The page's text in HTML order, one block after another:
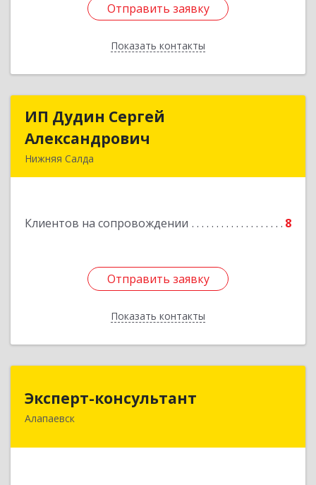
Отправить заявку
Показать контакты
Отправить заявку
Назад
ИП Дудин Сергей
Александрович
Нижняя Салда
Клиентов на сопровождении 8
Отправить заявку
Показать контакты
ИП Дудин Сергей
Подробнее
Отправить заявку
Назад
Эксперт-консультант
Алапаевск624600, Свердловская обл, Алапаевск г,